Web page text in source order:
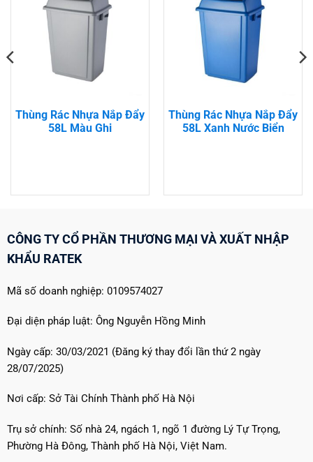
Thùng Rác Nhựa Nắp Đẩy
58L Màu Ghi
Thùng Rác Nhựa Nắp Đẩy
58L Xanh Nước Biển
CÔNG TY CỔ PHẦN THƯƠNG MẠI VÀ XUẤT NHẬP
KHẨU RATEK
Mã số doanh nghiệp: 0109574027
Đại diện pháp luật: Ông Nguyễn Hồng Minh
Ngày cấp: 30/03/2021 (Đăng ký thay đổi lần thứ 2 ngày
28/07/2025)
Nơi cấp: Sở Tài Chính Thành phố Hà Nội
Trụ sở chính: Số nhà 24, ngách 1, ngõ 1 đường Lý Tự Trọng,
Phường Hà Đông, Thành phố Hà Nội, Việt Nam.